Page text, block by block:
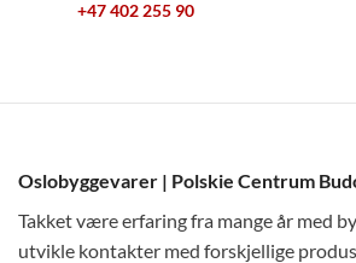
+47 402 255 90
Oslobyggevarer | Polskie Centrum
Takket være erfaring fra mange år med
utvikle kontakter med forskjellige